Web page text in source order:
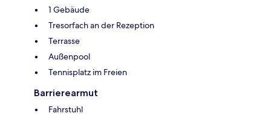
1 Gebäude
Tresorfach an der Rezeption
Terrasse
Außenpool
Tennisplatz im Freien
Barrierearmut
Fahrstuhl